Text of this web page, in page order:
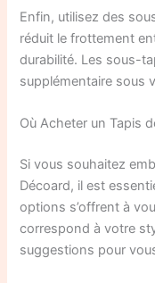
Enfin, utilisez des
réduit le frottement
durabilité. Les sous-
supplémentaire sous
Où Acheter un Tapis
Si vous souhaitez
Décoard, il est
options s’offrent à
correspond à votre
suggestions pour